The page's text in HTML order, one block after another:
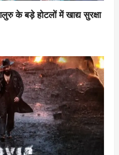
के बड़े होटलों में खाद्य सुरक्षा